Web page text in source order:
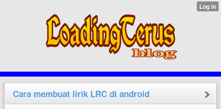
Cara membuat lirik LRC di android